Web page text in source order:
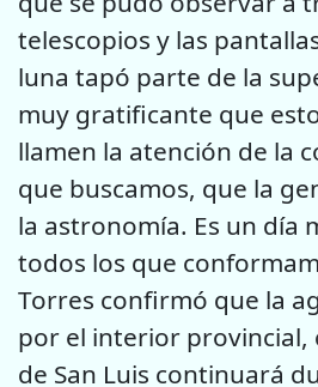
telescopios y las
luna tapó parte de la
muy gratificante que
llamen la atención de la
que buscamos, que la
la astronomía. Es un día
todos los que
Torres confirmó que la
por el interior provincial,
de San Luis continuará